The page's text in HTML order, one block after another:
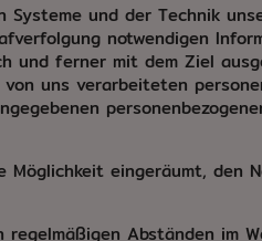
und der Technik
notwendigen
ferner mit dem Ziel
uns verarbeiteten
eingeräumt, den
Abständen im